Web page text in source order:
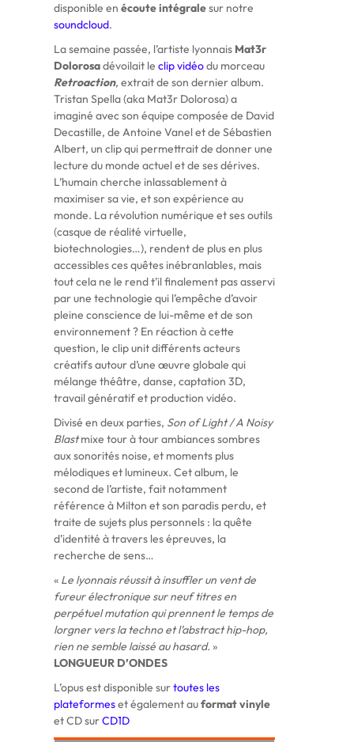
disponible en écoute intégralesur notre
soundcloud.
La semaine passée, l’artiste lyonnais Mat3r
Dolorosadévoilait le clip vidéodu morceau
Retroaction, extrait de son dernier album.
Tristan Spella (aka Mat3r Dolorosa) a
imaginé avec son équipe composée de David
Decastille, de Antoine Vanel et de Sébastien
Albert, un clip qui permettrait de donner une
lecture du monde actuel et de ses dérives.
L’humain cherche inlassablement à
maximiser sa vie, et son expérience au
monde. La révolution numérique et ses outils
(casque de réalité virtuelle,
biotechnologies…), rendent de plus en plus
accessibles ces quêtes inébranlables, mais
tout cela ne le rend t’il finalement pas asservi
par une technologie qui l’empêche d’avoir
pleine conscience de lui-même et de son
environnement ? En réaction à cette
question, le clip unit différents acteurs
créatifs autour d’une œuvre globale qui
mélange théâtre, danse, captation 3D,
travail génératif et production vidéo.
Divisé en deux parties, Son of Light / A Noisy
Blastmixe tour à tour ambiances sombres
aux sonorités noise, et moments plus
mélodiques et lumineux. Cet album, le
second de l’artiste, fait notamment
référence à Milton et son paradis perdu, et
traite de sujets plus personnels : la quête
d’identité à travers les épreuves, la
recherche de sens…
« Le lyonnais réussit à insuffler un vent de
fureur électronique sur neuf titres en
perpétuel mutation qui prennent le temps de
lorgner vers la techno et l’abstract hip-hop,
rien ne semble laissé au hasard. »
LONGUEUR D’ONDES
L’opus est disponible surtoutes les
plateformeset également auformat vinyle
et CD surCD1D